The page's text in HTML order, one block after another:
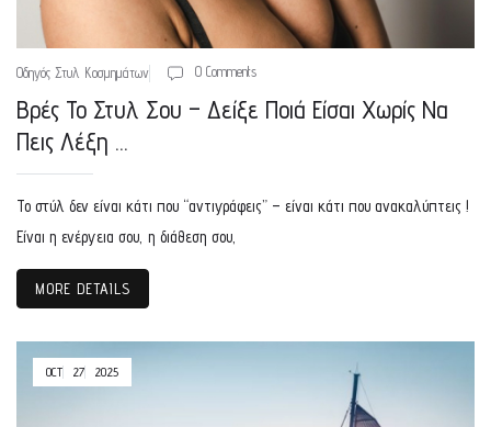
Οδηγός Στυλ Κοσμημάτων 0 Comments
Βρές Το Στυλ Σου – Δείξε Ποιά Είσαι Χωρίς Να
Πεις Λέξη …
Το στύλ δεν είναι κάτι που “αντιγράφεις” – είναι κάτι που ανακαλύπτεις !
Είναι η ενέργεια σου, η διάθεση σου,
MORE DETAILS
OCT 27 2025